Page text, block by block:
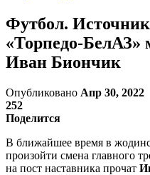
Футбол.
«Торпедо-БелАЗ»
Иван Биончик
Опубликовано Апр 30, 2022
252
Поделится
В ближайшее время в
произойти смена главного
на пост наставника прочат